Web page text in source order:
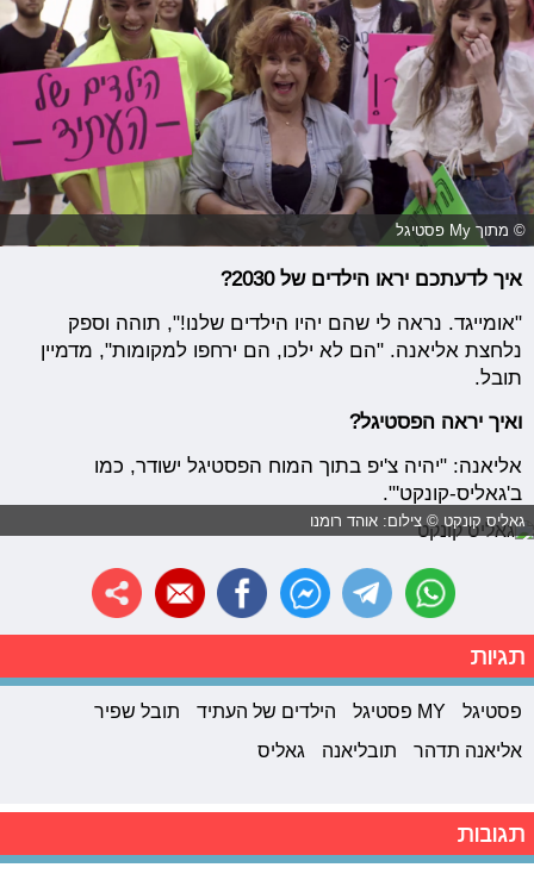
© מתוך My פסטיגל
איך לדעתכם יראו הילדים של 2030?
"אומייגד. נראה לי שהם יהיו הילדים שלנו!", תוהה וספק
נלחצת אליאנה. "הם לא ילכו, הם ירחפו למקומות", מדמיין
תובל.
ואיך יראה הפסטיגל?
אליאנה: "יהיה צ'יפ בתוך המוח הפסטיגל ישודר, כמו
ב'גאליס-קונקט'".
גאליס קונקט © צילום: אוהד רומנו
תגיות
פסטיגל MY פסטיגל הילדים של העתיד
תובל שפיר
אליאנה תדהר
תובליאנה גאליס
תגובות